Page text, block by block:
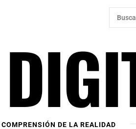
Buscar:
DE LA REALIDAD